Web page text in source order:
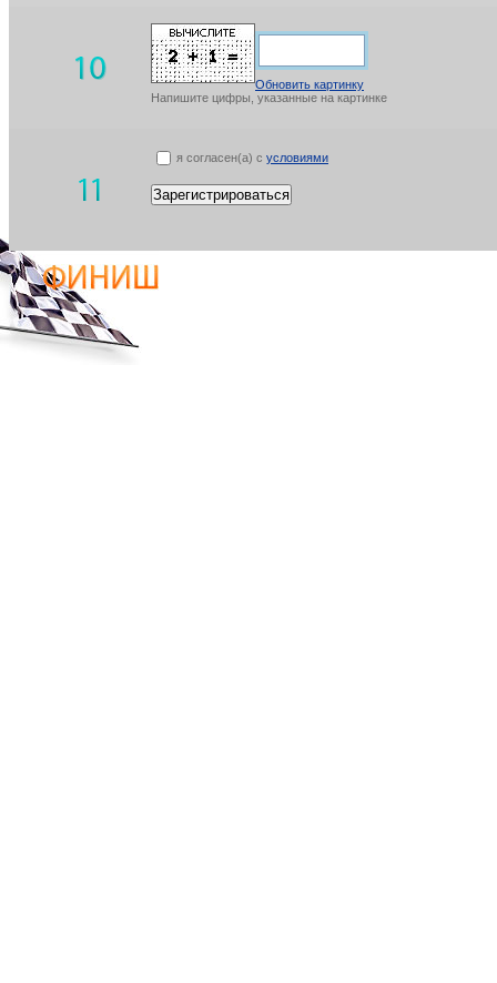
Обновить картинку
Напишите цифры, указанные на картинке
я согласен(а) с условиями
Зарегистрироваться